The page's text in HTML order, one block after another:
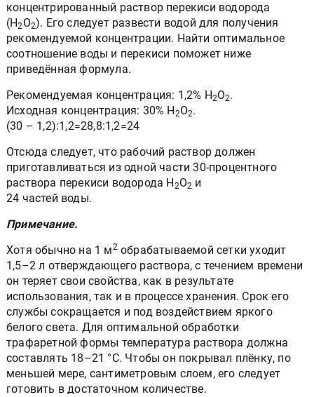
концентрированный раствор перекиси водорода
(Н2О2). Его следует развести водой для получения
рекомендуемой концентрации. Найти оптимальное
соотношение воды и перекиси поможет ниже
приведённая формула.
Рекомендуемая концентрация: 1,2% Н2О2.
Исходная концентрация: 30% Н 2О2.
(30 – 1,2):1,2=28,8:1,2=24
Отсюда следует, что рабочий раствор должен
приготавливаться из одной части 30-процентного
раствора перекиси водорода Н 2О2 и
24 частей воды.
Примечание.
Хотя обычно на 1 м2обрабатываемой сетки уходит
1,5–2 л отверждающего раствора, с течением времени
он теряет свои свойства, как в результате
использования, так и в процессе хранения. Срок его
службы сокращается и под воздействием яркого
белого света. Для оптимальной обработки
трафаретной формы температура раствора должна
составлять 18–21 °С. Чтобы он покрывал плёнку, по
меньшей мере, сантиметровым слоем, его следует
готовить в достаточном количестве.